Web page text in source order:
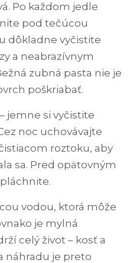
Po každom jedle
pod tečúcou
dôkladne vyčistite
a neabrazívnym
zubná pasta nie je
poškriabať.
jemne si vyčistite
noc uchovávajte
roztoku, aby
sa. Pred opätovným
vodou, ktorá môže
je mylná
celý život – kosť a
náhradu je preto